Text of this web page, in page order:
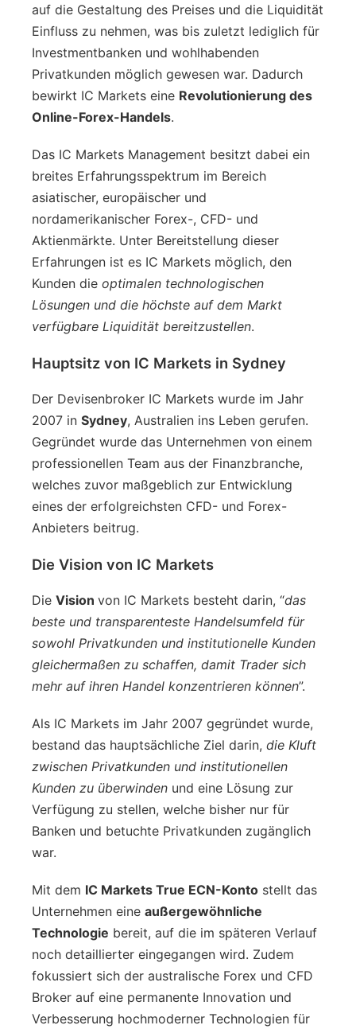
auf die Gestaltung des Preises und die Liquidität
Einfluss zu nehmen, was bis zuletzt lediglich für
Investmentbanken und wohlhabenden
Privatkunden möglich gewesen war. Dadurch
bewirkt IC Markets eine Revolutionierung des
Online-Forex-Handels.
Das IC Markets Management besitzt dabei ein
breites Erfahrungsspektrum im Bereich
asiatischer, europäischer und
nordamerikanischer Forex-, CFD- und
Aktienmärkte. Unter Bereitstellung dieser
Erfahrungen ist es IC Markets möglich, den
Kunden die optimalen technologischen
Lösungen und die höchste auf dem Markt
verfügbare Liquidität bereitzustellen.
Hauptsitz von IC Markets in Sydney
Der Devisenbroker IC Markets wurde im Jahr
2007 in Sydney, Australien ins Leben gerufen.
Gegründet wurde das Unternehmen von einem
professionellen Team aus der Finanzbranche,
welches zuvor maßgeblich zur Entwicklung
eines der erfolgreichsten CFD- und Forex-
Anbieters beitrug.
Die Vision von IC Markets
Die Vision von IC Markets besteht darin, “das
beste und transparenteste Handelsumfeld für
sowohl Privatkunden und institutionelle Kunden
gleichermaßen zu schaffen, damit Trader sich
mehr auf ihren Handel konzentrieren können”.
Als IC Markets im Jahr 2007 gegründet wurde,
bestand das hauptsächliche Ziel darin, die Kluft
zwischen Privatkunden und institutionellen
Kunden zu überwinden und eine Lösung zur
Verfügung zu stellen, welche bisher nur für
Banken und betuchte Privatkunden zugänglich
war.
Mit dem IC Markets True ECN-Konto stellt das
Unternehmen eine außergewöhnliche
Technologie bereit, auf die im späteren Verlauf
noch detaillierter eingegangen wird. Zudem
fokussiert sich der australische Forex und CFD
Broker auf eine permanente Innovation und
Verbesserung hochmoderner Technologien für